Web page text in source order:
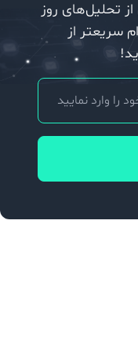
تحلیل‌های روز
سریعتر از